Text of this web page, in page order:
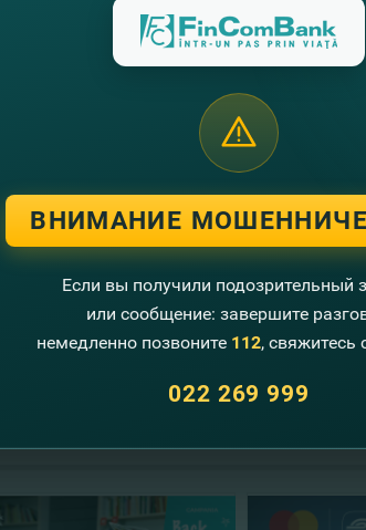
можете оказаться среди победителей!
картой любую покупку или услугу
этапе конкурса. Ежеквартально вы
денежного приза составит 1500 леев!
о конкурсе „Loteria fiscală” можно
нет карты от FinComBank? Не тратьте
ly/2VlhCaB
ВНИМАНИЕ
Если вы получили подозрительный
или сообщение: завершите
немедленно позвоните 112, свяжитесь
022 269 999